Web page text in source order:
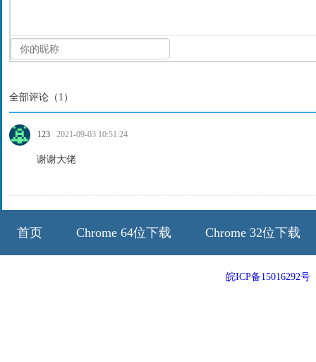
全部评论（ 1 ）
123 2021-09-03 10:51:24
谢谢大佬
首页 Chrome 64位下载 Chrome 32位下载
皖ICP备15016292号